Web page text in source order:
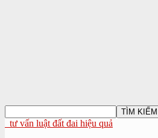
tư vấn luật đất đai hiệu quả